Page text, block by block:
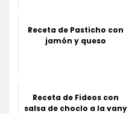
Receta de Pasticho con
jamón y queso
Receta de Fideos con
salsa de choclo a la vany